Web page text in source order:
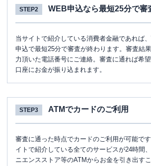
STEP2 WEB申込なら最短25分で審
当サイトで紹介している消費者金融であれば
申込で最短25分で審査が終わります。審査結
力頂いた電話番号にご連絡。審査に通れば希
口座にお金が振り込まれます。
STEP3 ATMでカードのご利用
審査に通った時点でカードのご利用が可能で
イトで紹介している全てのサービスが24時間
ニエンスストア等のATMからお金を引き出す